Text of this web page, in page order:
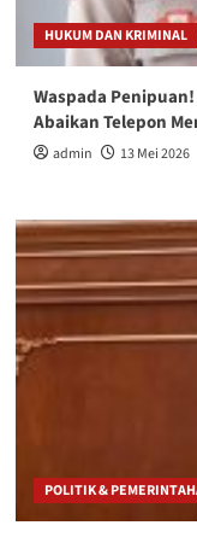
HUKUM DAN KRIMINAL
Waspada
Abaikan Telepon
admin 13 Mei 2026
POLITIK &